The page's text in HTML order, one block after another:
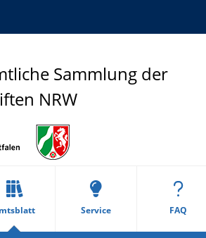
Sammlung der
NRW
Service FAQ